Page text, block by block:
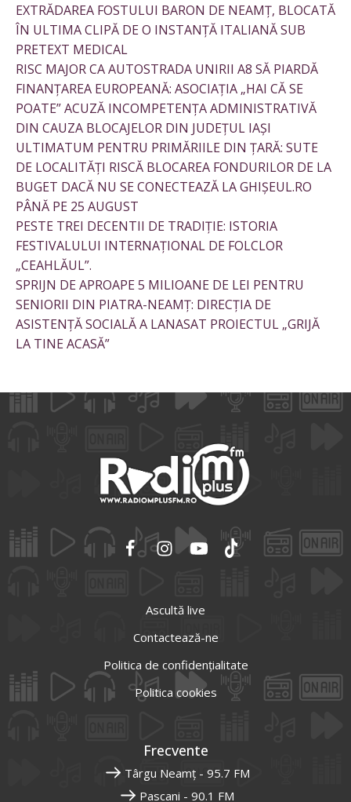
EXTRĂDAREA FOSTULUI BARON DE NEAMȚ, BLOCATĂ
ÎN ULTIMA CLIPĂ DE O INSTANȚĂ ITALIANĂ SUB
PRETEXT MEDICAL
RISC MAJOR CA AUTOSTRADA UNIRII A8 SĂ PIARDĂ
FINANȚAREA EUROPEANĂ: ASOCIAȚIA „HAI CĂ SE
POATE” ACUZĂ INCOMPETENȚA ADMINISTRATIVĂ
DIN CAUZA BLOCAJELOR DIN JUDEȚUL IAȘI
ULTIMATUM PENTRU PRIMĂRIILE DIN ȚARĂ: SUTE
DE LOCALITĂȚI RISCĂ BLOCAREA FONDURILOR DE LA
BUGET DACĂ NU SE CONECTEAZĂ LA GHIȘEUL.RO
PÂNĂ PE 25 AUGUST
PESTE TREI DECENTII DE TRADIȚIE: ISTORIA
FESTIVALULUI INTERNAȚIONAL DE FOLCLOR
„CEAHLĂUL”.
SPRIJN DE APROAPE 5 MILIOANE DE LEI PENTRU
SENIORII DIN PIATRA-NEAMȚ: DIRECȚIA DE
ASISTENȚĂ SOCIALĂ A LANASAT PROIECTUL „GRIJĂ
LA TINE ACASĂ”
Ascultă live
Contactează-ne
Politica de confidențialitate
Politica cookies
Frecvente
Târgu Neamț - 95.7 FM
Pascani - 90.1 FM